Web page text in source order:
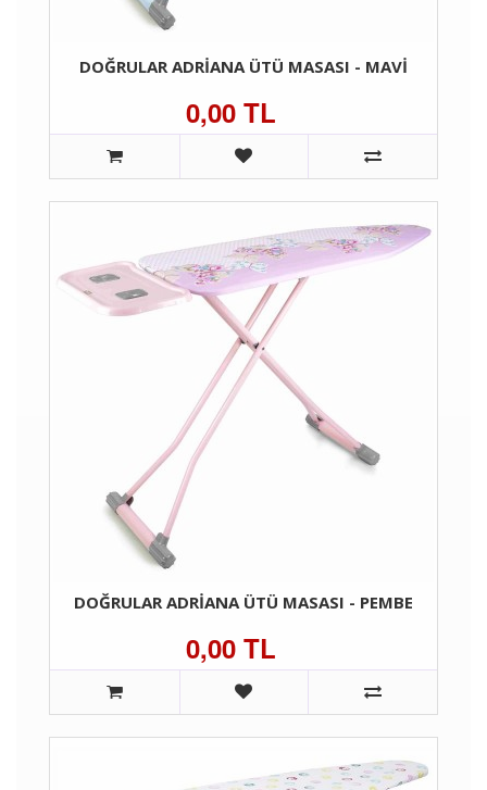
DOĞRULAR ADRIANA ÜTÜ MASASI - MAVI
0,00 TL
DOĞRULAR ADRIANA ÜTÜ MASASI - PEMBE
0,00 TL